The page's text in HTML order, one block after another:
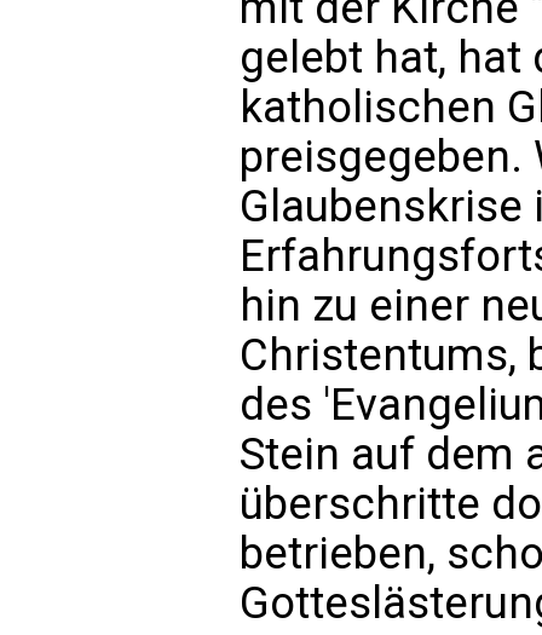
gelebt hat,
katholischen
preisgegeben.
Glaubenskrise
hin zu einer
Christentums,
des
Stein auf dem
überschritte
betrieben,